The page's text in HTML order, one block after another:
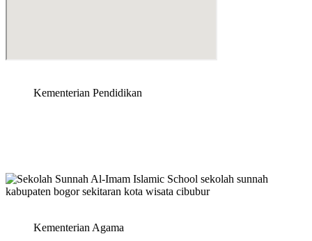
Kementerian Pendidikan
Kementerian Agama